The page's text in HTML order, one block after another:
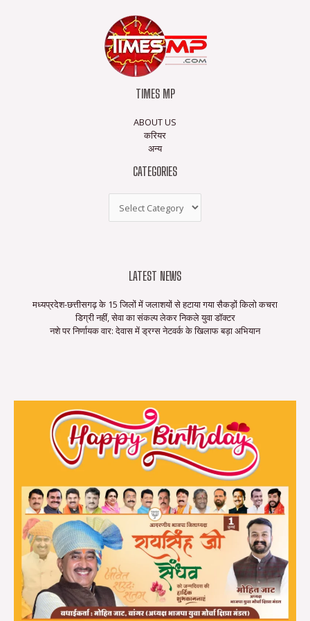
TIMES MP
ABOUT US
करियर
अन्य
CATEGORIES
LATEST NEWS
मध्यप्रदेश-छत्तीसगढ़ के 15 जिलों में जलाशयों से हटाया गया सैकड़ों किलो कचरा
डिग्री नहीं, सेवा का संकल्प लेकर निकले युवा डॉक्टर
नशे पर निर्णायक वार: देवास में ड्रग्स नेटवर्क के खिलाफ बड़ा अभियान